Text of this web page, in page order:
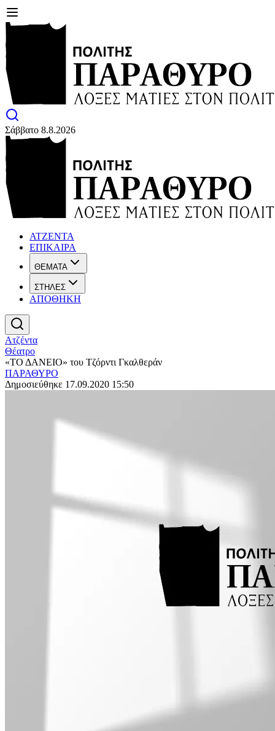
Σάββατο 8.8.2026
ΑΤΖΕΝΤΑ
ΕΠΙΚΑΙΡΑ
ΘΕΜΑΤΑ
ΣΤΗΛΕΣ
ΑΠΟΘΗΚΗ
Ατζέντα
Θέατρο
«ΤΟ ΔΑΝΕΙΟ» του Τζόρντι Γκαλθεράν
ΠΑΡΑΘΥΡΟ
Δημοσιεύθηκε 17.09.2020 15:50